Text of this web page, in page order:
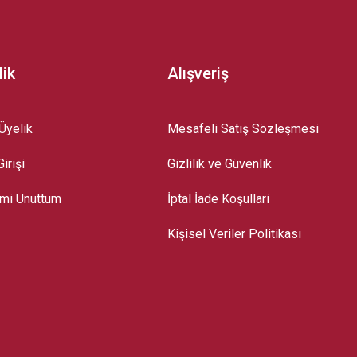
Unuttum
Alışveriş
Mesafeli Satış Sözleşmesi
Gizlilik ve Güvenlik
İptal İade Koşullari
Kişisel Veriler Politikası